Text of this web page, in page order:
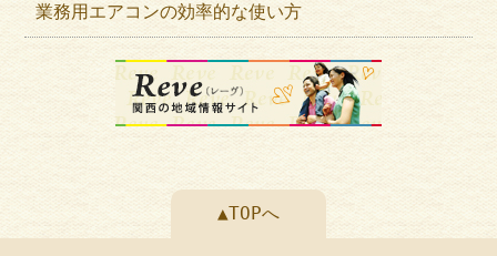
業務用エアコンの効率的な使い方
▲TOPへ